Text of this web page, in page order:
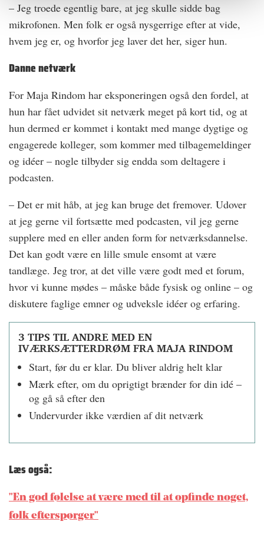
– Jeg troede egentlig bare, at jeg skulle sidde bag
mikrofonen. Men folk er også nysgerrige efter at vide,
hvem jeg er, og hvorfor jeg laver det her, siger hun.
Danne netværk
For Maja Rindom har eksponeringen også den fordel, at
hun har fået udvidet sit netværk meget på kort tid, og at
hun dermed er kommet i kontakt med mange dygtige og
engagerede kolleger, som kommer med tilbagemeldinger
og idéer – nogle tilbyder sig endda som deltagere i
podcasten.
– Det er mit håb, at jeg kan bruge det fremover. Udover
at jeg gerne vil fortsætte med podcasten, vil jeg gerne
supplere med en eller anden form for netværksdannelse.
Det kan godt være en lille smule ensomt at være
tandlæge. Jeg tror, at det ville være godt med et forum,
hvor vi kunne mødes – måske både fysisk og online – og
diskutere faglige emner og udveksle idéer og erfaring.
3 TIPS TIL ANDRE MED EN
IVÆRKSÆTTERDRØM FRA MAJA RINDOM
Start, før du er klar. Du bliver aldrig helt klar
Mærk efter, om du oprigtigt brænder for din idé –
og gå så efter den
Undervurder ikke værdien af dit netværk
Læs også:
"En god følelse at være med til at opfinde noget,
folk efterspørger"